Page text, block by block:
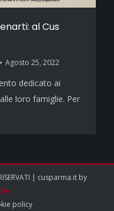
al Cus
Agosto 25, 2022
dedicato ai
loro famiglie. Per
| cusparma.it by
policy